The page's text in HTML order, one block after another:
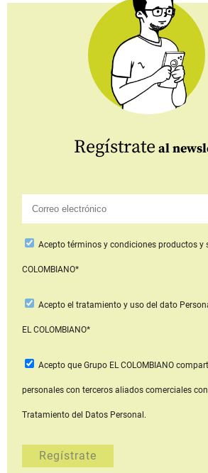
Regístrate al
Aceptotérminos y condiciones productos y
COLOMBIANO*
Acepto el tratamiento y uso del dato
EL COLOMBIANO*
Acepto que Grupo EL COLOMBIANO
personales con terceros aliados comerciales
Tratamiento del Datos Personal.